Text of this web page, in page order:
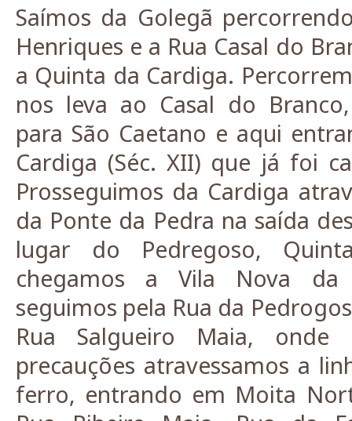
Saímos da Golegã
Henriques e a Rua Casal do
a Quinta da Cardiga.
nos leva ao Casal do
para São Caetano e aqui
Cardiga (Séc. XII) que já foi
Prosseguimos da Cardiga
da Ponte da Pedra na saída
lugar do Pedregoso,
chegamos a Vila Nova da
seguimos pela Rua da
Rua Salgueiro Maia, onde
precauções atravessamos a
ferro, entrando em Moita